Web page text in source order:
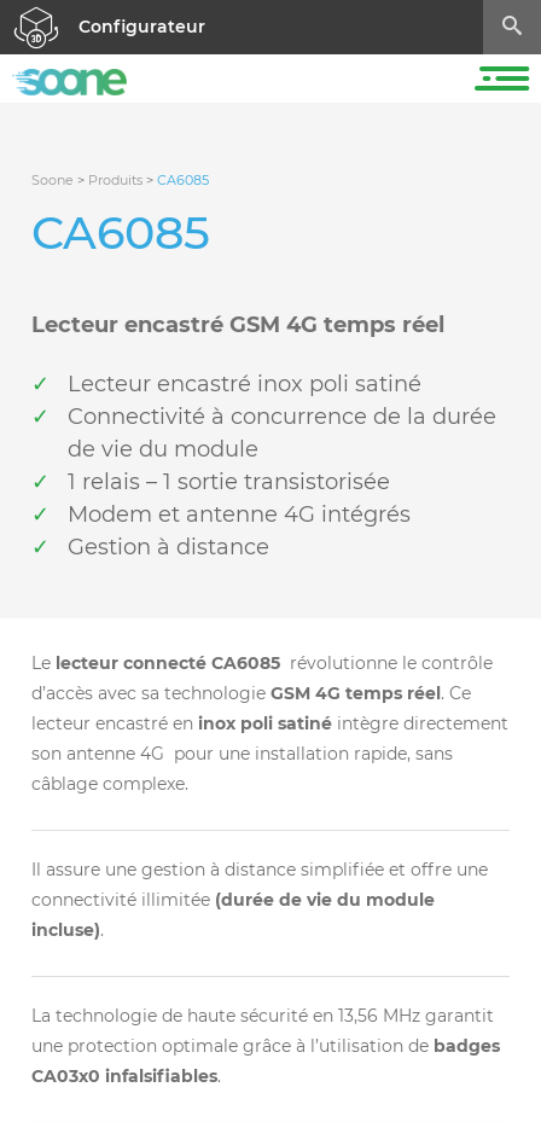
Configurateur
Soone > Produits >CA6085
CA6085
Lecteur encastré GSM 4G temps réel
Lecteur encastré inox poli satiné
Connectivité à concurrence de la durée
de vie du module
1 relais – 1 sortie transistorisée
Modem et antenne 4G intégrés
Gestion à distance
Le lecteur connecté CA6085 révolutionne le contrôle
d’accès avec sa technologieGSM 4G temps réel. Ce
lecteur encastré eninox poli satiné intègre directement
son antenne 4G pour une installation rapide, sans
câblage complexe.
Il assure une gestion à distance simplifiée et offre une
connectivité illimitée (durée de vie du module
incluse).
La technologie de haute sécurité en 13,56 MHz garantit
une protection optimale grâce à l’utilisation de badges
CA03x0 infalsifiables.